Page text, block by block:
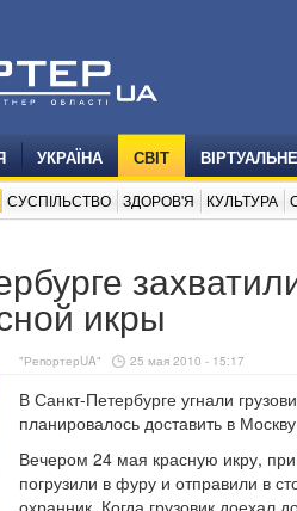
УКРАЇНА СВІТ
СУСПІЛЬСТВО ЗДОРОВ'Я КУЛЬТУРА
икры
"РепортерUA" 25 мая 2010 - 15:17
В Санкт-Петербурге угнали
планировалось доставить в
Вечером 24 мая красную икру,
погрузили в фуру и отправили в
охранник. Когда грузовик доехал